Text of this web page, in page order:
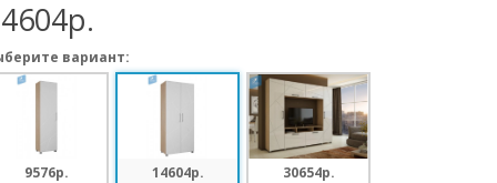
вариант:
9576p. 14604p. 30654p.